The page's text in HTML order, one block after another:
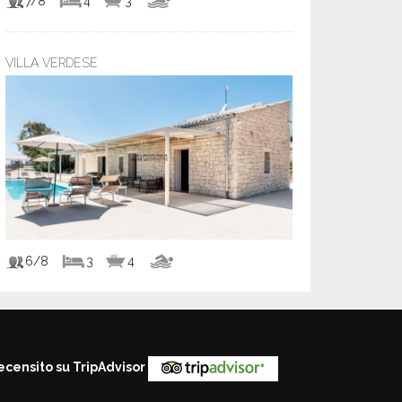
VILLA VERDESE
6/8 3 4
su TripAdvisor